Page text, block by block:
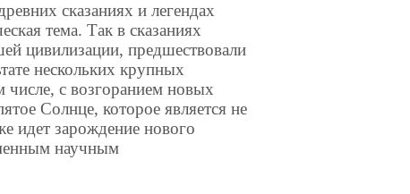
сказаниях и легендах
тема. Так в сказаниях
цивилизации, предшествовали
нескольких крупных
числе, с возгоранием новых
Солнце, которое является не
идет зарождение нового
научным